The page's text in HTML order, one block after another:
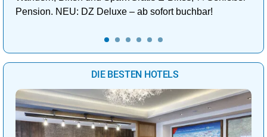
Pension. NEU: DZ Deluxe – ab sofort buchbar!
DIE BESTEN HOTELS